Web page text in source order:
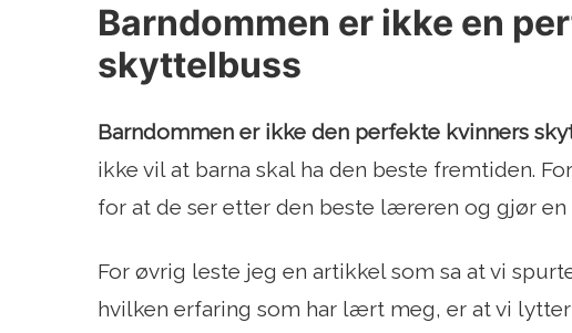
Barndommen er ikke en
skyttelbuss
Barndommen er ikke den perfekte kvinners
ikke vil at barna skal ha den beste fremtiden.
for at de ser etter den beste læreren og gjør en
For øvrig leste jeg en artikkel som sa at vi
hvilken erfaring som har lært meg, er at vi